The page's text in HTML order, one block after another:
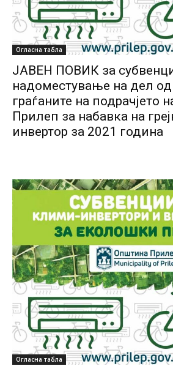
Огласна табла
ЈАВЕН ПОВИК за
надоместување на дел
граѓаните на подрачјето
Прилеп за набавка на
инвертор за 2021 година
Огласна табла